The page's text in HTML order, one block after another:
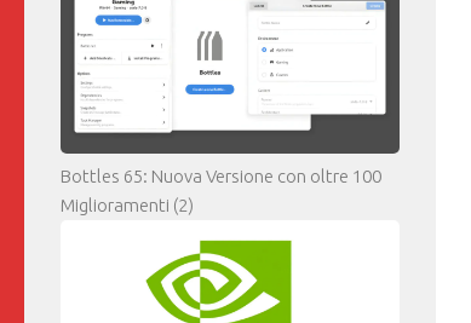
Bottles 65: Nuova Versione con oltre 100
Miglioramenti (2)